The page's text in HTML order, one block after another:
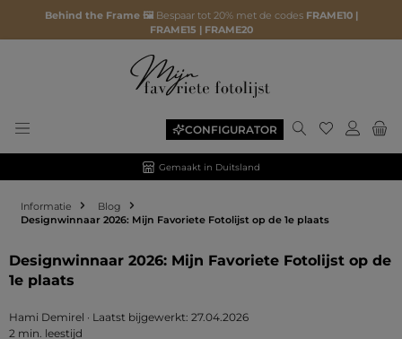
Behind the Frame 🖼️ Bespaar tot 20% met de codes FRAME10 |
FRAME15 | FRAME20
CONFIGURATOR Je hebt 0
Gemaakt in Duitsland
Informatie
Blog
Designwinnaar 2026: Mijn Favoriete Fotolijst op de 1e plaats
Designwinnaar 2026: Mijn Favoriete Fotolijst op de
1e plaats
Hami Demirel · Laatst bijgewerkt: 27.04.2026
2 min. leestijd